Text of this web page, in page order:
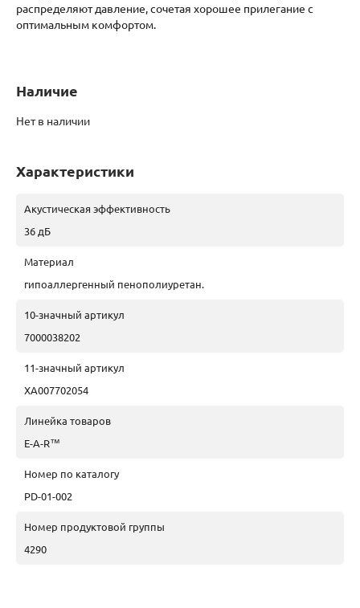
распределяют давление, сочетая хорошее прилегание с
оптимальным комфортом.
Наличие
Нет в наличии
Характеристики
Акустическая эффективность
36 дБ
Материал
гипоаллергенный пенополиуретан.
10-значный артикул
7000038202
11-значный артикул
XA007702054
Линейка товаров
E-A-R™
Номер по каталогу
PD-01-002
Номер продуктовой группы
4290